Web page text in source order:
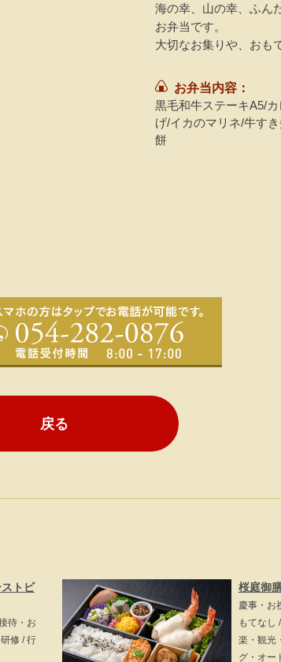
海の幸、山の幸、ふん
お弁当です。
大切なお集りや、おも
お弁当内容：
黒毛和牛ステーキA5/
げ/イカのマリネ/牛す
餅
戻る
トビ
待・お
修 / 行
桜庭御
慶事・お
もてなし
楽・観光
グ・オー